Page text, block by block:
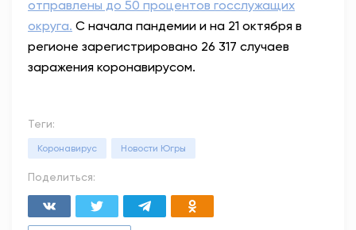
отправлены до 50 процентов госслужащих
округа. С начала пандемии и на 21 октября в
регионе зарегистрировано 26 317 случаев
заражения коронавирусом.
Теги:
Коронавирус Новости Югры
Поделиться: